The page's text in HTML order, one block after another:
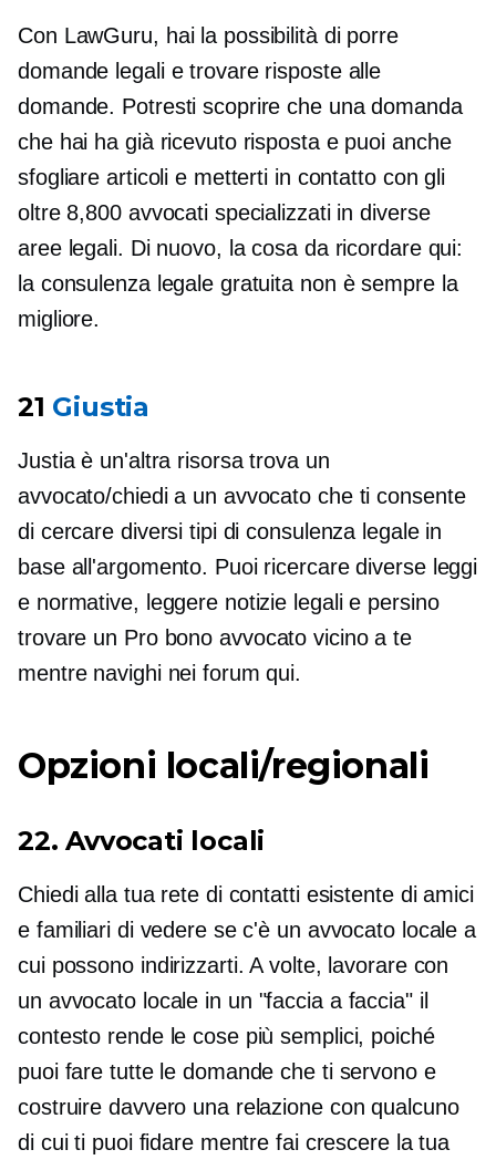
Con LawGuru, hai la possibilità di porre
domande legali e trovare risposte alle
domande. Potresti scoprire che una domanda
che hai ha già ricevuto risposta e puoi anche
sfogliare articoli e metterti in contatto con gli
oltre 8,800 avvocati specializzati in diverse
aree legali. Di nuovo, la cosa da ricordare qui:
la consulenza legale gratuita non è sempre la
migliore.
21 Giustia
Justia è un'altra risorsa trova un
avvocato/chiedi a un avvocato che ti consente
di cercare diversi tipi di consulenza legale in
base all'argomento. Puoi ricercare diverse leggi
e normative, leggere notizie legali e persino
trovare un Pro bono avvocato vicino a te
mentre navighi nei forum qui.
Opzioni locali/regionali
22. Avvocati locali
Chiedi alla tua rete di contatti esistente di amici
e familiari di vedere se c'è un avvocato locale a
cui possono indirizzarti. A volte, lavorare con
un avvocato locale in un "faccia a faccia"il
contesto rende le cose più semplici, poiché
puoi fare tutte le domande che ti servono e
costruire davvero una relazione con qualcuno
di cui ti puoi fidare mentre fai crescere la tua